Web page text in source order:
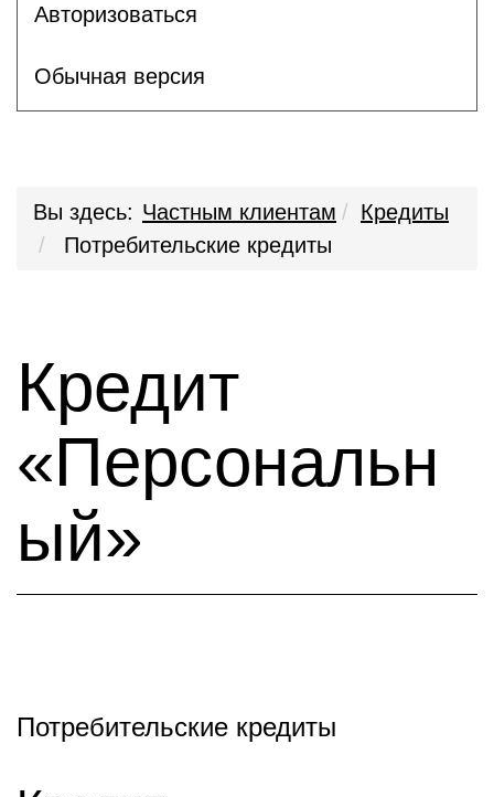
Авторизоваться
Обычная версия
Вы здесь: Частным клиентам
Кредиты
Потребительские кредиты
Кредит
«Персональн
ый»
Потребительские кредиты